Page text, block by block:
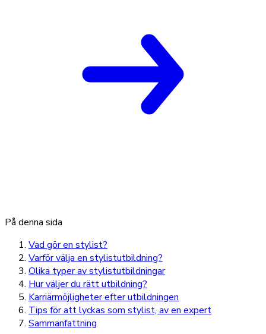
På denna sida
Vad gör en stylist?
Varför välja en stylistutbildning?
Olika typer av stylistutbildningar
Hur väljer du rätt utbildning?
Karriärmöjligheter efter utbildningen
Tips för att lyckas som stylist, av en expert
Sammanfattning